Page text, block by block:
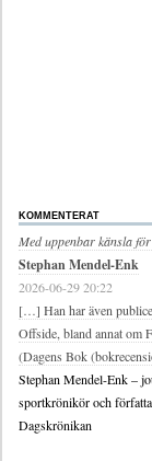
KOMMENTERAT
Med uppenbar känsla
Stephan Mendel-Enk
2026-06-29 20:22
[…] Han har även
Offside, bland annat om
(Dagens Bok
Stephan Mendel-Enk –
sportkrönikör och
Dagskrönikan